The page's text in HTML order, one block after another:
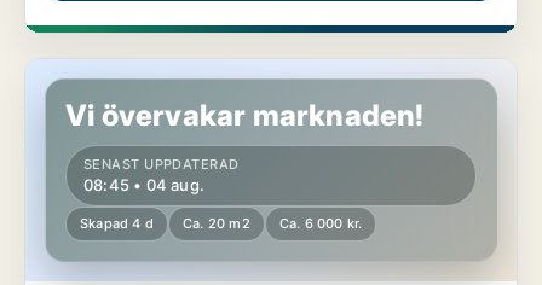
Rum i Söderort
Vi övervakar marknaden!
SENAST UPPDATERAD
08:45 • 04 aug.
Skapad 4 d Ca. 20 m2 Ca. 6 000 kr.